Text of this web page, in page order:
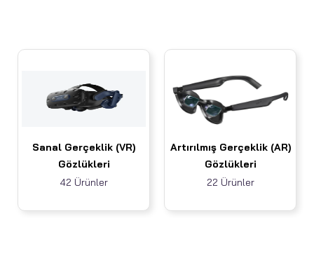
Sanal Gerçeklik (VR)
Gözlükleri
42 Ürünler
Artırılmış Gerçeklik (AR)
Gözlükleri
22 Ürünler